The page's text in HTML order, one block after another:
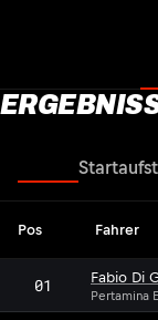
Pos Fahrer
01 Fabio Di
Pertamina